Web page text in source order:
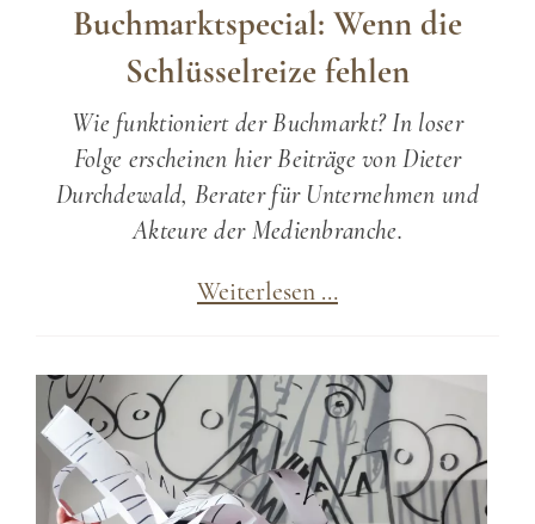
Buchmarktspecial: Wenn die
Schlüsselreize fehlen
Wie funktioniert der Buchmarkt? In loser
Folge erscheinen hier Beiträge von Dieter
Durchdewald, Berater für Unternehmen und
Akteure der Medienbranche.
Weiterlesen …Buchmarktspecial:
Schlüsselreize
fehlen